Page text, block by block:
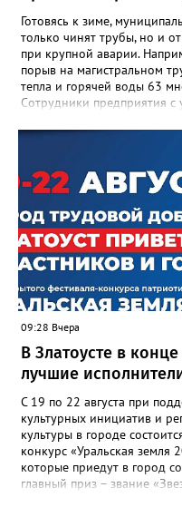
Готовясь к зиме,
только чинят трубы, но и
при крупной аварии.
порыв на магистральном
тепла и горячей воды 63
Сотрудники предприятия с
отметили и недочёты.
несвоевременно приняли
“перемерзания” общей
многоквартирного дома,
ресурсоснабжающей
— сообщила начальник
Настенко. В следующий
Госжилинспекции, службы
оперативно делиться
заинтересованными – от
потребителей.
09:28 Вчера
В Златоусте в конце
лучшие
С 19 по 22 августа при
культурных инициатив и
культуры в городе
конкурс «Уральская земля
которые приедут в город
главный приз – звание